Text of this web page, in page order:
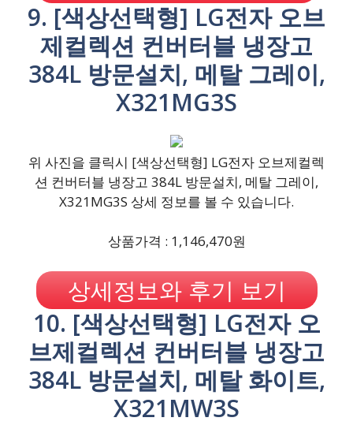
9. [색상선택형] LG전자 오브
제컬렉션 컨버터블 냉장고
384L 방문설치, 메탈 그레이,
X321MG3S
위 사진을 클릭시 [색상선택형] LG전자 오브제컬렉
션 컨버터블 냉장고 384L 방문설치, 메탈 그레이,
X321MG3S 상세 정보를 볼 수 있습니다.
상품가격 : 1,146,470원
상세정보와 후기 보기
10. [색상선택형] LG전자 오
브제컬렉션 컨버터블 냉장고
384L 방문설치, 메탈 화이트,
X321MW3S